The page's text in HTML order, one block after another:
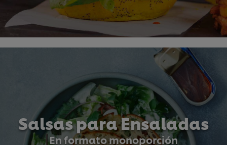
Salsas para Ensaladas
En formato monoporción